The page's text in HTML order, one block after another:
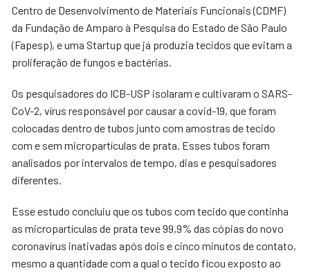
Centro de Desenvolvimento de Materiais Funcionais (CDMF)
da Fundação de Amparo à Pesquisa do Estado de São Paulo
(Fapesp), e uma Startup que já produzia tecidos que evitam a
proliferação de fungos e bactérias.
Os pesquisadores do ICB-USP isolaram e cultivaram o SARS-
CoV-2, vírus responsável por causar a covid-19, que foram
colocadas dentro de tubos junto com amostras de tecido
com e sem micropartículas de prata. Esses tubos foram
analisados por intervalos de tempo, dias e pesquisadores
diferentes.
Esse estudo concluiu que os tubos com tecido que continha
as micropartículas de prata teve 99,9% das cópias do novo
coronavírus inativadas após dois e cinco minutos de contato,
mesmo a quantidade com a qual o tecido ficou exposto ao